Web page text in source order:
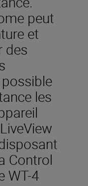
peut
et
des
les
Control
WT-4